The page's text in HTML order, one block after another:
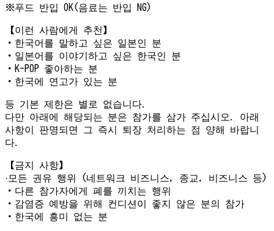
※푸드 반입 OK(음료는 반입 NG)
【이런 사람에게 추천】
・한국어를 말하고 싶은 일본인 분
・일본어를 이야기하고 싶은 한국인 분
・K-POP 좋아하는 분
・한국에 연고가 있는 분
등 기본 제한은 별로 없습니다.
다만 아래에 해당되는 분은 참가를 삼가 주십시오. 아래
사항이 판명되면 그 즉시 퇴장 처리하는 점 양해 바랍니
다.
【금지 사항】
·모든 권유 행위 (네트워크 비즈니스, 종교, 비즈니스 등)
・다른 참가자에게 폐를 끼치는 행위
・감염증 예방을 위해 컨디션이 좋지 않은 분의 참가
・한국에 흥미 없는 분